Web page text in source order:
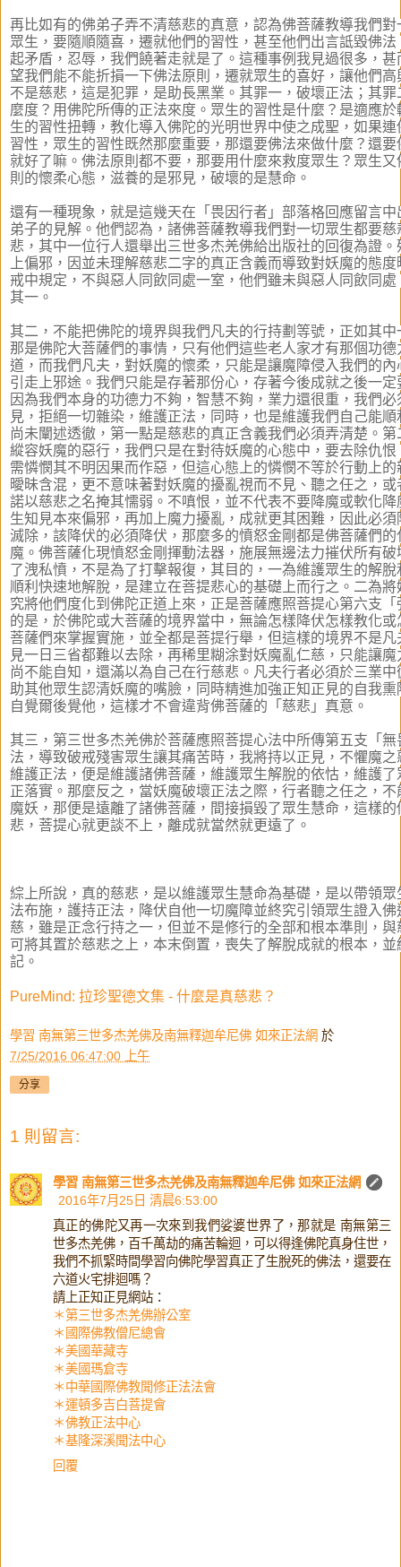
再比如有的佛弟子弄不清慈悲的真意，認為佛菩薩教導我們
眾生，要隨順隨喜，遷就他們的習性，甚至他們出言詆毀佛
起矛盾，忍辱，我們饒著走就是了。這種事例我見過很多，
望我們能不能折損一下佛法原則，遷就眾生的喜好，讓他們
不是慈悲，這是犯罪，是助長黑業。其罪一，破壞正法；其
麼度？用佛陀所傳的正法來度。眾生的習性是什麼？是適應
生的習性扭轉，教化導入佛陀的光明世界中使之成聖，如果
習性，眾生的習性既然那麼重要，那還要佛法來做什麼？還
就好了嘛。佛法原則都不要，那要用什麼來救度眾生？眾生
則的懷柔心態，滋養的是邪見，破壞的是慧命。
還有一種現象，就是這幾天在「畏因行者」部落格回應留言
弟子的見解。他們認為，諸佛菩薩教導我們對一切眾生都要
悲，其中一位行人還舉出三世多杰羌佛給出版社的回復為證
上偏邪，因並未理解慈悲二字的真正含義而導致對妖魔的態
戒中規定，不與惡人同飲同處一室，他們雖未與惡人同飲同
其一。
其二，不能把佛陀的境界與我們凡夫的行持劃等號，正如其
那是佛陀大菩薩們的事情，只有他們這些老人家才有那個功
道，而我們凡夫，對妖魔的懷柔，只能是讓魔障侵入我們的
引走上邪途。我們只能是存著那份心，存著今後成就之後一
因為我們本身的功德力不夠，智慧不夠，業力還很重，我們
見，拒絕一切雜染，維護正法，同時，也是維護我們自己能
尚未闡述透徹，第一點是慈悲的真正含義我們必須弄清楚。
縱容妖魔的惡行，我們只是在對待妖魔的心態中，要去除仇
需憐憫其不明因果而作惡，但這心態上的憐憫不等於行動上
曖昧含混，更不意味著對妖魔的擾亂視而不見、聽之任之，
諾以慈悲之名掩其懦弱。不嗔恨，並不代表不要降魔或軟化
生知見本來偏邪，再加上魔力擾亂，成就更其困難，因此必
滅除，該降伏的必須降伏，那麼多的憤怒金剛都是佛菩薩們
魔。佛菩薩化現憤怒金剛揮動法器，施展無邊法力摧伏所有
了洩私憤，不是為了打擊報復，其目的，一為維護眾生的解
順利快速地解脫，是建立在菩提悲心的基礎上而行之。二為
究將他們度化到佛陀正道上來，正是菩薩應照菩提心第六支
的是，於佛陀或大菩薩的境界當中，無論怎樣降伏怎樣教化
菩薩們來掌握實施，並全都是菩提行舉，但這樣的境界不是
見一日三省都難以去除，再稀里糊涂對妖魔亂仁慈，只能讓
尚不能自知，還滿以為自己在行慈悲。凡夫行者必須於三業
助其他眾生認清妖魔的嘴臉，同時精進加強正知正見的自我
自覺爾後覺他，這樣才不會違背佛菩薩的「慈悲」真意。
其三，第三世多杰羌佛於菩薩應照菩提心法中所傳第五支「
法，導致破戒殘害眾生讓其痛苦時，我將持以正見，不懼魔
維護正法，便是維護諸佛菩薩，維護眾生解脫的依怙，維護
正落實。那麼反之，當妖魔破壞正法之際，行者聽之任之，
魔妖，那便是遠離了諸佛菩薩，間接損毀了眾生慧命，這樣
悲，菩提心就更談不上，離成就當然就更遠了。
綜上所說，真的慈悲，是以維護眾生慧命為基礎，是以帶領
法布施，護持正法，降伏自他一切魔障並終究引領眾生證入
慈，雖是正念行持之一，但並不是修行的全部和根本準則，
可將其置於慈悲之上，本末倒置，喪失了解脫成就的根本，
記。
PureMind: 拉珍聖德文集 - 什麼是真慈悲？
學習 南無第三世多杰羌佛及南無釋迦牟尼佛 如來正法網 於
7/25/2016 06:47:00 上午
分享
1 則留言:
學習 南無第三世多杰羌佛及南無釋迦牟尼佛 如來正法網
2016年7月25日 清晨6:53:00
真正的佛陀又再一次來到我們娑婆世界了，那就是 南無第三
世多杰羌佛，百千萬劫的痛苦輪迴，可以得逢佛陀真身住世，
我們不抓緊時間學習向佛陀學習真正了生脫死的佛法，還要在
六道火宅排迴嗎？
請上正知正見網站：
＊第三世多杰羌佛辦公室
＊國際佛教僧尼總會
＊美國華藏寺
＊美國瑪倉寺
＊中華國際佛教聞修正法法會
＊運頓多吉白菩提會
＊佛教正法中心
＊基隆深溪聞法中心
回覆